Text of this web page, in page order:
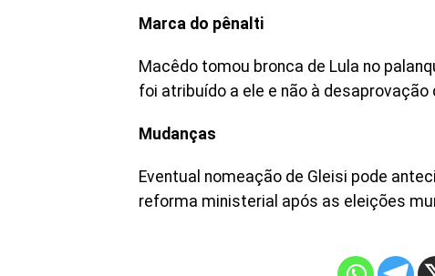
Marca do pênalti
Macêdo tomou bronca de Lula no
foi atribuído a ele e não à desaprovação
Mudanças
Eventual nomeação de Gleisi pode
reforma ministerial após as eleições